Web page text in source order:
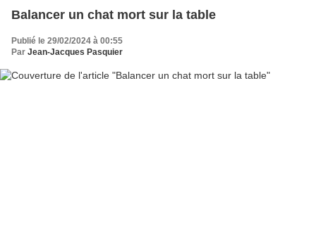
Balancer un chat mort sur la table
Publié le 29/02/2024 à 00:55
Par Jean-Jacques Pasquier